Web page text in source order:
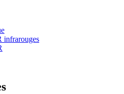
infrarouges